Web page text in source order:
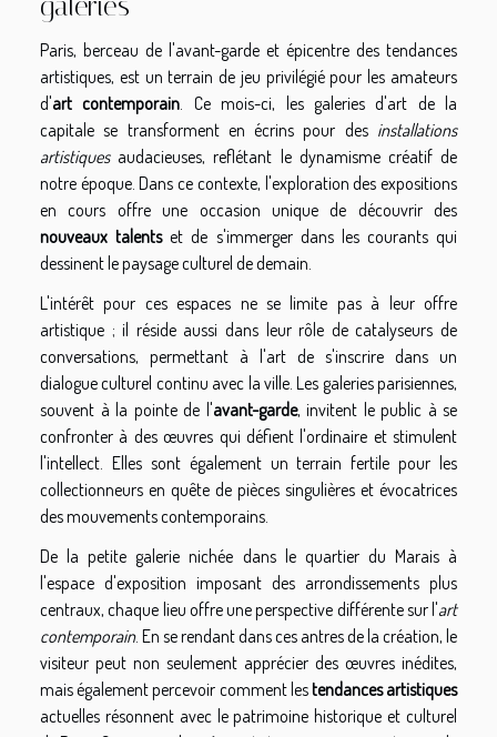
Paris, berceau de l'avant-garde et épicentre des tendances
artistiques, est un terrain de jeu privilégié pour les amateurs
d'art contemporain . Ce mois-ci, les galeries d'art de la
capitale se transforment en écrins pour des installations
artistiquesaudacieuses, reflétant le dynamisme créatif de
notre époque. Dans ce contexte, l'exploration des expositions
en cours offre une occasion unique de découvrir des
nouveaux talentset de s'immerger dans les courants qui
dessinent le paysage culturel de demain.
L'intérêt pour ces espaces ne se limite pas à leur offre
artistique ; il réside aussi dans leur rôle de catalyseurs de
conversations, permettant à l'art de s'inscrire dans un
dialogue culturel continu avec la ville. Les galeries parisiennes,
souvent à la pointe de l'avant-garde, invitent le public à se
confronter à des œuvres qui défient l'ordinaire et stimulent
l'intellect. Elles sont également un terrain fertile pour les
collectionneurs en quête de pièces singulières et évocatrices
des mouvements contemporains.
De la petite galerie nichée dans le quartier du Marais à
l'espace d'exposition imposant des arrondissements plus
centraux, chaque lieu offre une perspective différente sur l'art
contemporain. En se rendant dans ces antres de la création, le
visiteur peut non seulement apprécier des œuvres inédites,
mais également percevoir comment lestendances artistiques
actuelles résonnent avec le patrimoine historique et culturel